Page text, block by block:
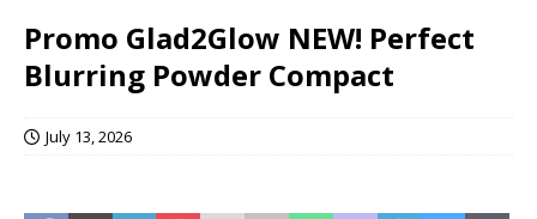
Promo Glad2Glow NEW! Perfect
Blurring Powder Compact
July 13, 2026